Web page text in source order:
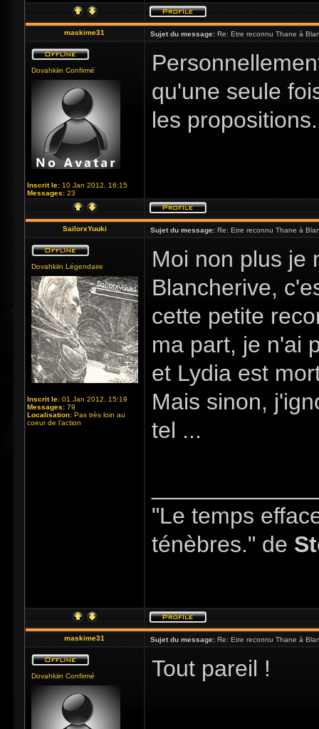
maskime31 Sujet du message: Re: Etre reconnu Thane à
Dovahkiin Confirmé
Inscrit le: 10 Jan 2012, 16:15
Messages: 23
qu'une seule
les propositions.
SailorxYuuki Sujet du message: Re: Etre reconnu Thane à
Dovahkiin Légendaire
Inscrit le: 01 Jan 2012, 15:19
Messages: 79
Localisation: Pas très loin au
coeur de l'action
Moi non plus je
Blancherive,
cette petite
ma part, je n'ai
et Lydia est
Mais sinon,
tel ...
"Le temps
ténèbres." de
maskime31 Sujet du message: Re: Etre reconnu Thane à
Dovahkiin Confirmé Tout pareil !